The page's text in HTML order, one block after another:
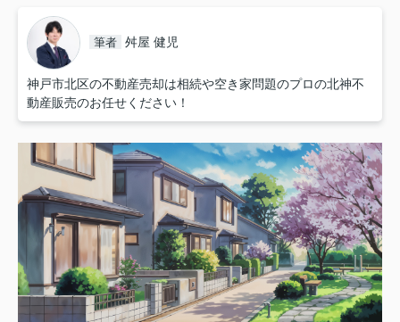
筆者 舛屋 健児
神戸市北区の不動産売却は相続や空き家問題のプロの北神不
動産販売のお任せください！